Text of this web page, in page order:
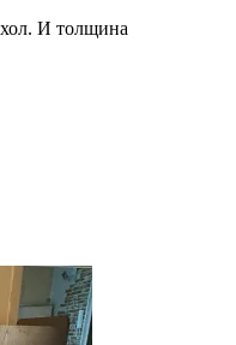
И толщина